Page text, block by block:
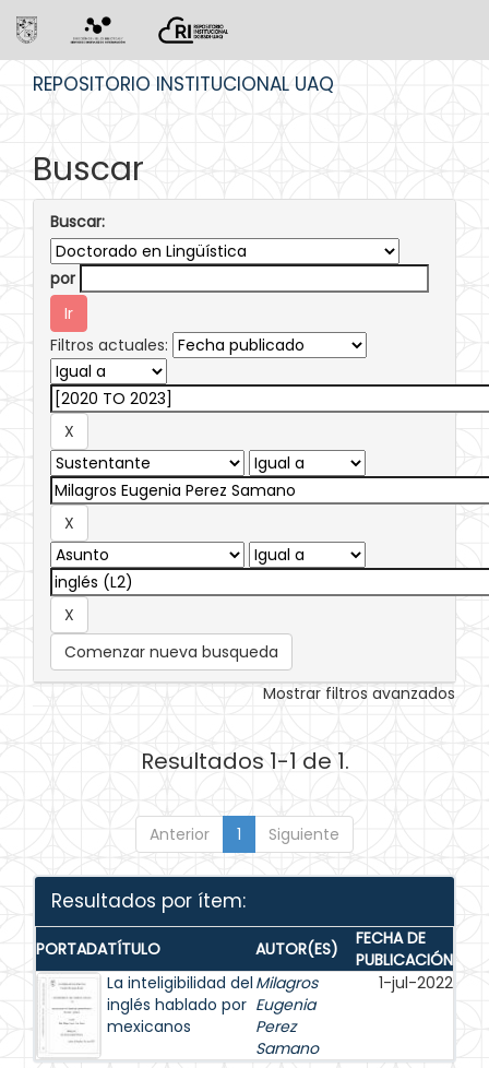
REPOSITORIO INSTITUCIONAL UAQ
Buscar
Buscar:
por
Filtros actuales:
Comenzar nueva busqueda
Mostrar filtros avanzados
Resultados 1-1 de 1.
Anterior 1 Siguiente
Resultados por ítem:
PORTADATÍTULO AUTOR(ES)
FECHA DE
PUBLICACIÓN
La inteligibilidad del
inglés hablado por
mexicanos
Milagros
Eugenia
Perez
Samano
1-jul-2022